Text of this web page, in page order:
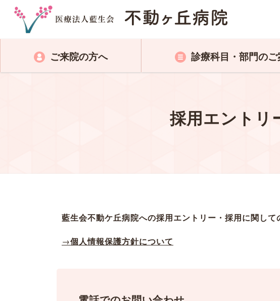
ご来院の方へ 診療科目・部門のご
採用エントリ
藍生会不動ケ丘病院への採用エントリー・採用に関し
→個人情報保護方針について